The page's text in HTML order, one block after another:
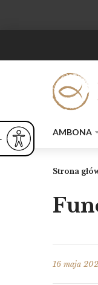
czcionkę
czcionka
Powiększ czcionkę
AMBONA
Strona
16 maja